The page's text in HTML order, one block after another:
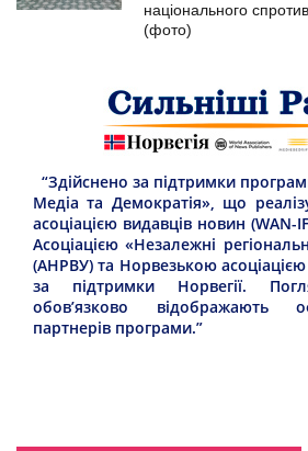
національного
(фото)
“Здійснено за підтримки
Медіа та Демократія», що
асоціацією видавців новин (WAN-
Асоціацією «Незалежні
(АНРВУ) та Норвезькою асоціацією
за підтримки Норвегії.
обов’язково відображають
партнерів програми.”